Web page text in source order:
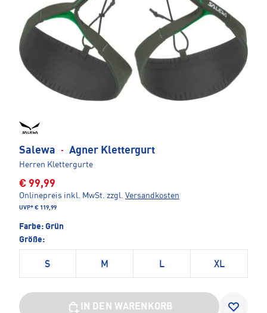
Salewa · Agner Klettergurt
Herren Klettergurte
€ 99,99
Onlinepreis inkl. MwSt. zzgl. Versandkosten
UVP* € 119,99
Farbe: Grün
Größe:
S M L XL
IN DEN WARENKORB